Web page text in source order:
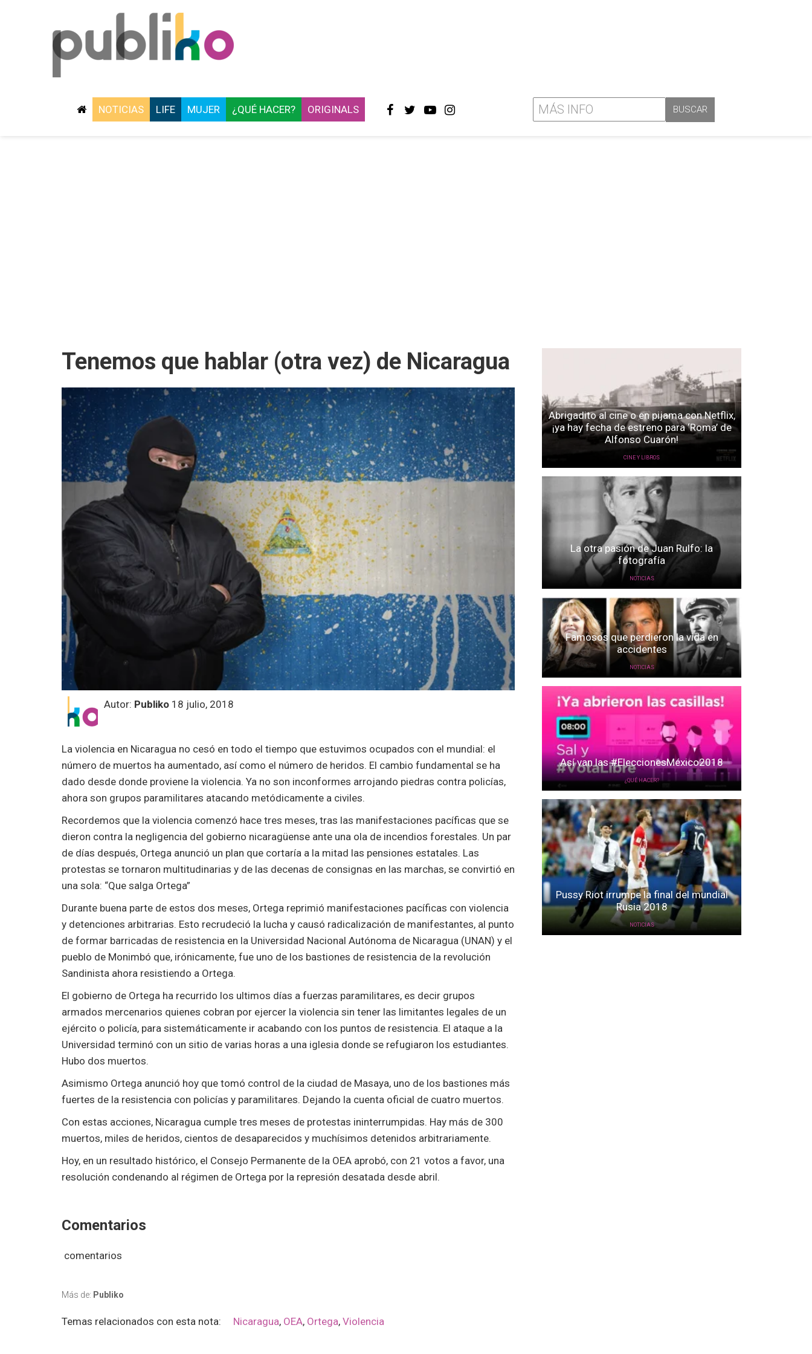
NOTICIAS LIFE MUJER ¿QUÉ HACER? ORIGINALS
Tenemos que hablar (otra vez) de Nicaragua
Autor: Publiko 18 julio, 2018
La violencia en Nicaragua no cesó en todo el tiempo que estuvimos ocupados con el mundial: el
número de muertos ha aumentado, así como el número de heridos. El cambio fundamental se ha
dado desde donde proviene la violencia. Ya no son inconformes arrojando piedras contra policías,
ahora son grupos paramilitares atacando metódicamente a civiles.
Recordemos que la violencia comenzó hace tres meses, tras las manifestaciones pacíficas que se
dieron contra la negligencia del gobierno nicaragüense ante una ola de incendios forestales. Un par
de días después, Ortega anunció un plan que cortaría a la mitad las pensiones estatales. Las
protestas se tornaron multitudinarias y de las decenas de consignas en las marchas, se convirtió en
una sola: “Que salga Ortega”
Durante buena parte de estos dos meses, Ortega reprimió manifestaciones pacíficas con violencia
y detenciones arbitrarias. Esto recrudeció la lucha y causó radicalización de manifestantes, al punto
de formar barricadas de resistencia en la Universidad Nacional Autónoma de Nicaragua (UNAN) y el
pueblo de Monimbó que, irónicamente, fue uno de los bastiones de resistencia de la revolución
Sandinista ahora resistiendo a Ortega.
El gobierno de Ortega ha recurrido los ultimos días a fuerzas paramilitares, es decir grupos
armados mercenarios quienes cobran por ejercer la violencia sin tener las limitantes legales de un
ejército o policía, para sistemáticamente ir acabando con los puntos de resistencia. El ataque a la
Universidad terminó con un sitio de varias horas a una iglesia donde se refugiaron los estudiantes.
Hubo dos muertos.
Asimismo Ortega anunció hoy que tomó control de la ciudad de Masaya, uno de los bastiones más
fuertes de la resistencia con policías y paramilitares. Dejando la cuenta oficial de cuatro muertos.
Con estas acciones, Nicaragua cumple tres meses de protestas ininterrumpidas. Hay más de 300
muertos, miles de heridos, cientos de desaparecidos y muchísimos detenidos arbitrariamente.
Hoy, en un resultado histórico, el Consejo Permanente de la OEA aprobó, con 21 votos a favor, una
resolución condenando al régimen de Ortega por la represión desatada desde abril.
Comentarios
comentarios
Más de: Publiko
Temas relacionados con esta nota: Nicaragua, OEA, Ortega, Violencia
Abrigadito al cine o en pijama con Netflix,
¡ya hay fecha de estreno para ‘Roma’ de
Alfonso Cuarón!
CINE Y LIBROS
La otra pasión de Juan Rulfo: la
fotografía
NOTICIAS
Famosos que perdieron la vida en
accidentes
NOTICIAS
Así van las #EleccionesMéxico2018
¿QUÉ HACER?
Pussy Riot irrumpe la final del mundial
Rusia 2018
NOTICIAS